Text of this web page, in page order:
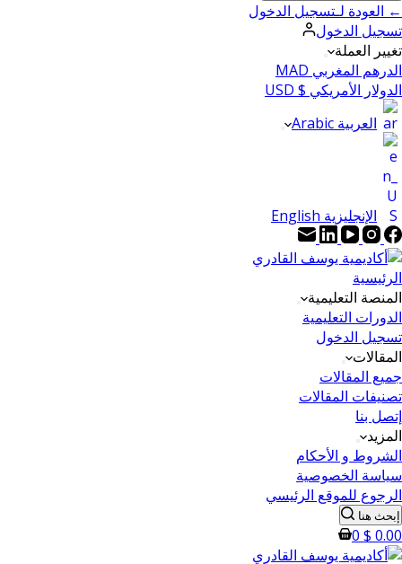
← العودة لـتسجيل الدخول
تسجيل الدخول
تغيير العملة
الدرهم المغربي MAD
الدولار الأمريكي $ USD
العربية Arabic
الإنجليزية English
الرئيسية
المنصة التعليمية
الدورات التعليمية
تسجيل الدخول
المقالات
جميع المقالات
تصنيفات المقالات
إتصل بنا
المزيد
الشروط و الأحكام
سياسة الخصوصية
الرجوع للموقع الرئيسي
إبحث هنا
0.00
$
0